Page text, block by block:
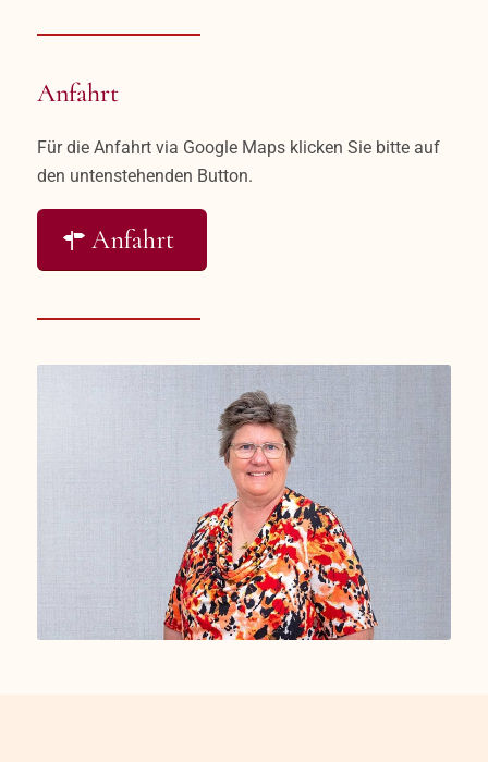
Anfahrt
Für die Anfahrt via Google Maps klicken Sie bitte auf
den untenstehenden Button.
Anfahrt